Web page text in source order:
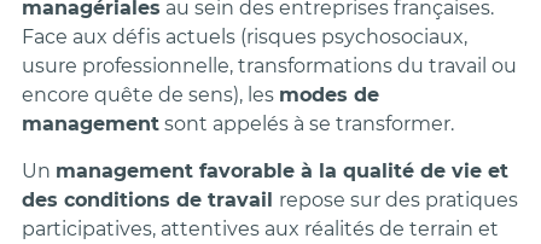
managériales au sein des entreprises françaises.
Face aux défis actuels (risques psychosociaux,
usure professionnelle, transformations du travail ou
encore quête de sens), les modes de
managementsont appelés à se transformer.
Un management favorable à la qualité de vie et
des conditions de travail repose sur des pratiques
participatives, attentives aux réalités de terrain et